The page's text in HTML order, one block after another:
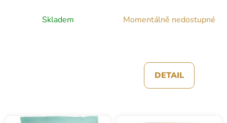
Skladem
Momentálně nedostupné
DETAIL